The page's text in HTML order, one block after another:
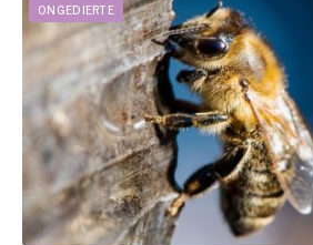
ONGEDIERTE